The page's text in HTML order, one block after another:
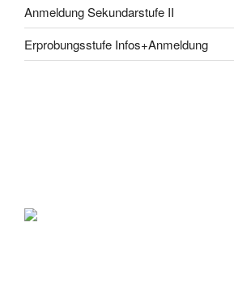
Anmeldung Sekundarstufe II
Erprobungsstufe Infos+Anmeldung